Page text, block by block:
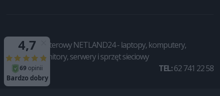
Sklep komputerowy NETLAND24 - laptopy, komputery,
drukarki, monitory, serwery i sprzęt sieciowy
TEL:62 741 22 58